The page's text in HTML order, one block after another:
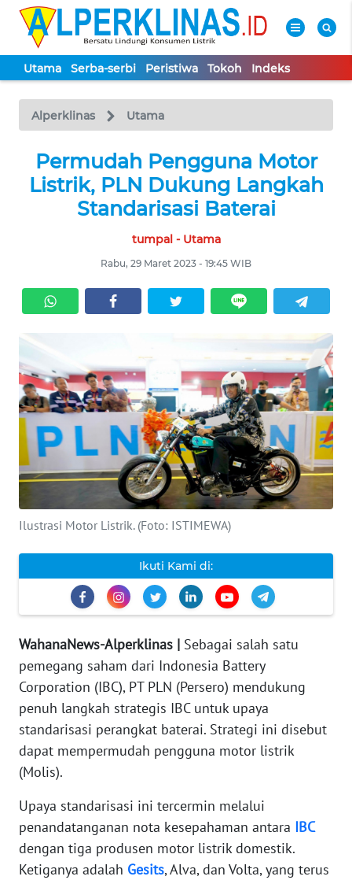
Utama Serba-serbi Peristiwa Tokoh Indeks
Alperklinas Utama
Permudah Pengguna Motor
Listrik, PLN Dukung Langkah
Standarisasi Baterai
tumpal - Utama
Rabu, 29 Maret 2023 - 19:45 WIB
Ilustrasi Motor Listrik. (Foto: ISTIMEWA)
Ikuti Kami di:
WahanaNews-Alperklinas | Sebagai salah satu
pemegang saham dari Indonesia Battery
Corporation (IBC), PT PLN (Persero) mendukung
penuh langkah strategis IBC untuk upaya
standarisasi perangkat baterai. Strategi ini disebut
dapat mempermudah pengguna motor listrik
(Molis).
Upaya standarisasi ini tercermin melalui
penandatanganan nota kesepahaman antara IBC
dengan tiga produsen motor listrik domestik.
Ketiganya adalah Gesits, Alva, dan Volta, yang terus
TV
Tutup
UTAMA
TOKOH
Informasi
INDEKS
BERITA
KONTAK
KAMI
IKLAN
KAMI
PEDOMAN
SIBER
REDAKSI
KARIR
DISCLAIMER
Wahana
News
Regional